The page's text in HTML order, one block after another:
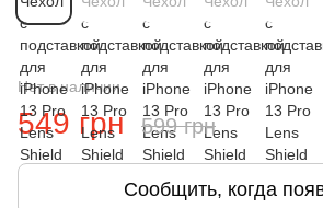
Нет в наличии
549 грн 599 грн
Сообщить, когда